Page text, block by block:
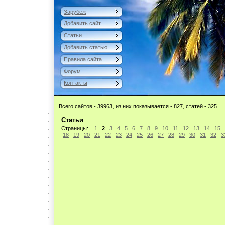
Зарубеж
Добавить сайт
Статьи
Добавить статью
Правила сайта
Форум
Контакты
Всего сайтов - 39963, из них показывается - 827, статей - 325
Статьи
Страницы: 1 2 3 4 5 6 7 8 9 10 11 12 13 14
15
18
19 20 21 22 23 24 25 26 27 28 29 30 31 32